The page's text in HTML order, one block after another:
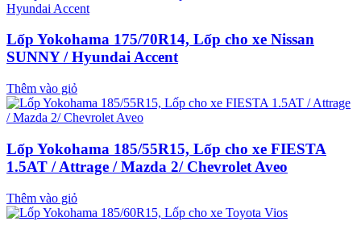
Lốp Yokohama 175/70R14, Lốp cho xe Nissan
SUNNY / Hyundai Accent
Thêm vào giỏ
Lốp Yokohama 185/55R15, Lốp cho xe FIESTA
1.5AT / Attrage / Mazda 2/ Chevrolet Aveo
Thêm vào giỏ